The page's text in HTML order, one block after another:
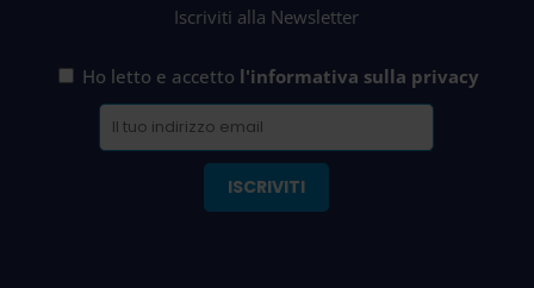
Iscriviti alla Newsletter
Ho letto e accetto l'informativa sulla privacy